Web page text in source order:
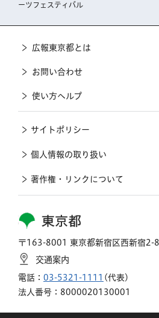
ーツフェスティバル
東京都
〒163-8001 東京都新宿区西新宿2-
交通案内
電話： 03-5321-1111 (代表)
法人番号：8000020130001
広報東京都とは
お問い合わせ
使い方ヘルプ
サイトポリシー
個人情報の取り扱い
著作権・リンクについて